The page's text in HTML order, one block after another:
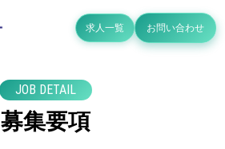
求人一覧 お問い合わせ
JOB DETAIL
募集要項